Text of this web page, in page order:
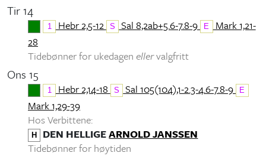
Tir 14
1 Hebr 2,5-12 S Sal 8,2ab+5.6-7.8-9 E Mark 1,21-
28
Tidebønner for ukedagen ellervalgfritt
Ons 15
1 Hebr 2,14-18 S Sal 105(104),1-2.3-4.6-7.8-9 E
Mark 1,29-39
Hos Verbittene:
H DEN HELLIGEARNOLD JANSSEN
Tidebønner for høytiden